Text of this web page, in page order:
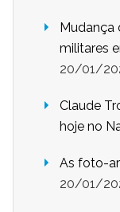
Mudança
militares
20/01/
Claude
hoje no
As foto-
20/01/